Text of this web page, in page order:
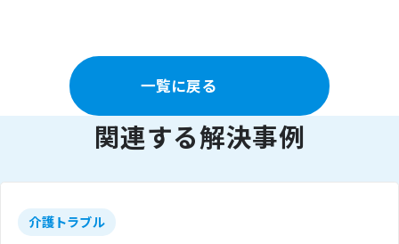
一覧に戻る
関連する解決事例
介護トラブル